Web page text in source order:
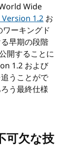
Wide
Version 1.2お
ワーキングド
早期の段階
開することに
1.2 および
うことがで
う最終仕様
可欠な技